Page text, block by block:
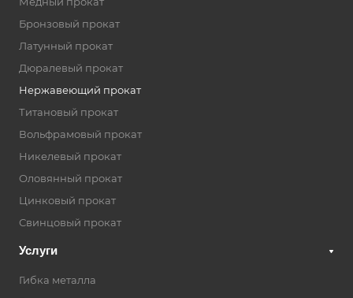
Бронзовый прокат
Латунный прокат
Дюралевый прокат
Нержавеющий прокат
Титановый прокат
Вольфрамовый прокат
Никелевый прокат
Оловянный прокат
Цинковый прокат
Свинцовый прокат
Услуги
Гибка металла